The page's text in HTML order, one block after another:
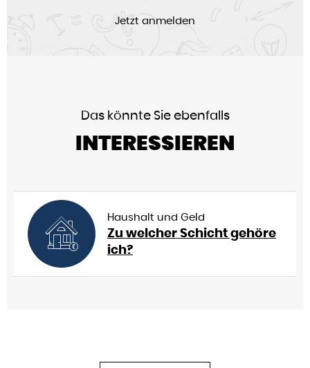
Jetzt anmelden
INTERESSIEREN
Das könnte Sie ebenfalls
Haushalt und Geld
Zu welcher Schicht gehöre
ich?